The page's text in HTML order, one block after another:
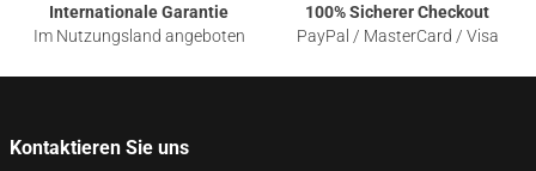
Internationale Garantie
Im Nutzungsland angeboten
100% Sicherer Checkout
PayPal / MasterCard / Visa
Kontaktieren Sie uns